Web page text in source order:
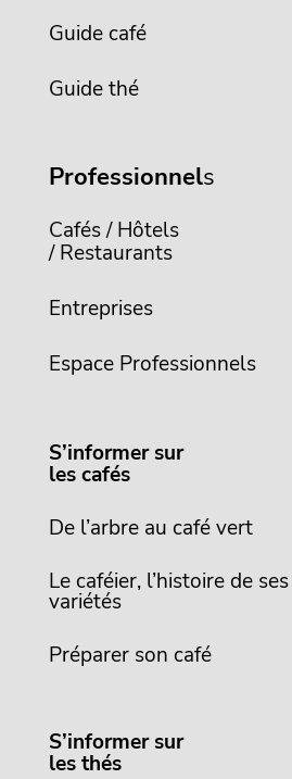
Guide café
Guide thé
Professionnels
Cafés / Hôtels
/ Restaurants
Entreprises
Espace Professionnels
S’informer sur
les cafés
De l’arbre au café vert
Le caféier, l’histoire de ses
variétés
Préparer son café
S’informer sur
les thés